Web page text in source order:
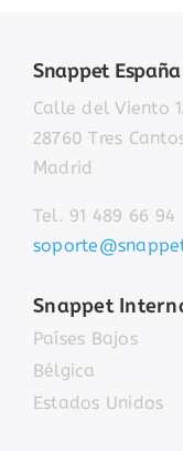
Snappet España
Calle del Viento
28760 Tres
Madrid
Tel. 91 489 66 94
Snappet
Países Bajos
Bélgica
Estados Unidos